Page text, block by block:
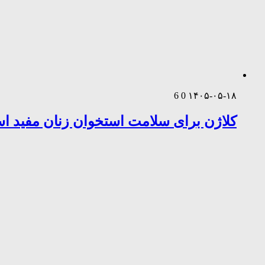
۱۴۰۵-۰۵-۱۸ 0
6
کلاژن برای سلامت استخوان زنان مفید